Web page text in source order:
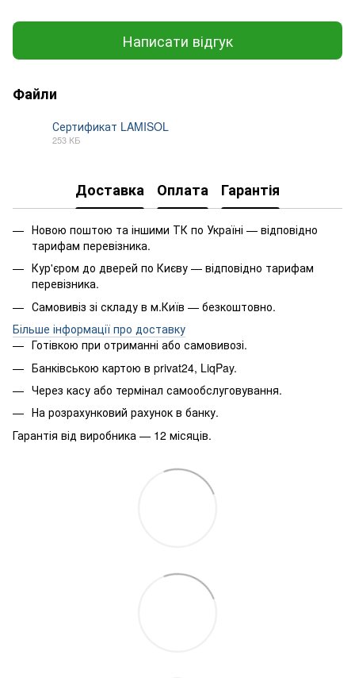
Написати відгук
Файли
Сертификат LAMISOL
253 КБ
Доставка Оплата Гарантія
Новою поштою та іншими ТК по Україні — відповідно
тарифам перевізника.
Кур'єром до дверей по Києву — відповідно тарифам
перевізника.
Самовивіз зі складу в м.Київ — безкоштовно.
Більше інформації про доставку
Готівкою при отриманні або самовивозі.
Банківською картою в privat24, LiqPay.
Через касу або термінал самообслуговування.
На розрахунковий рахунок в банку.
Гарантія від виробника — 12 місяців.